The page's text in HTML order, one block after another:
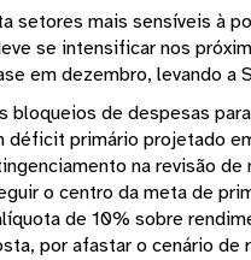
setores mais sensíveis à
se intensificar nos
em dezembro, levando a
bloqueios de despesas
déficit primário projetado
na revisão
o centro da meta de
de 10% sobre
por afastar o cenário de